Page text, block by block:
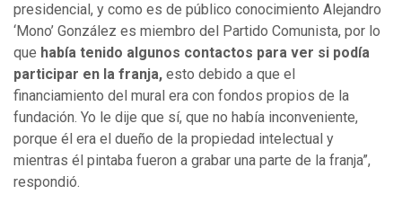
presidencial, y como es de público conocimiento Alejandro
‘Mono’ González es miembro del Partido Comunista, por lo
que había tenido algunos contactos para ver si podía
participar en la franja, esto debido a que el
financiamiento del mural era con fondos propios de la
fundación. Yo le dije que sí, que no había inconveniente,
porque él era el dueño de la propiedad intelectual y
mientras él pintaba fueron a grabar una parte de la franja”,
respondió.